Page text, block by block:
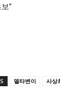
”
델타변이 사상